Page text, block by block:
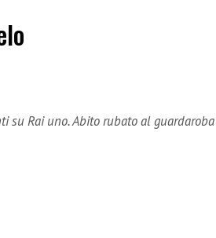
su Rai uno. Abito rubato al guardaroba